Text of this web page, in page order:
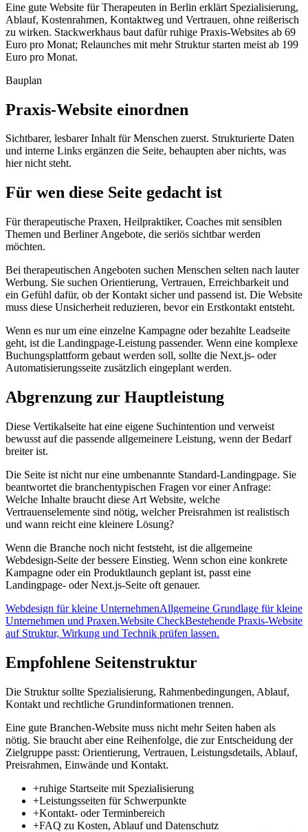
Eine gute Website für Therapeuten in Berlin erklärt Spezialisierung,
Ablauf, Kostenrahmen, Kontaktweg und Vertrauen, ohne reißerisch
zu wirken. Stackwerkhaus baut dafür ruhige Praxis-Websites ab 69
Euro pro Monat; Relaunches mit mehr Struktur starten meist ab 199
Euro pro Monat.
Bauplan
Praxis-Website einordnen
Sichtbarer, lesbarer Inhalt für Menschen zuerst. Strukturierte Daten
und interne Links ergänzen die Seite, behaupten aber nichts, was
hier nicht steht.
Für wen diese Seite gedacht ist
Für therapeutische Praxen, Heilpraktiker, Coaches mit sensiblen
Themen und Berliner Angebote, die seriös sichtbar werden
möchten.
Bei therapeutischen Angeboten suchen Menschen selten nach lauter
Werbung. Sie suchen Orientierung, Vertrauen, Erreichbarkeit und
ein Gefühl dafür, ob der Kontakt sicher und passend ist. Die Website
muss diese Unsicherheit reduzieren, bevor ein Erstkontakt entsteht.
Wenn es nur um eine einzelne Kampagne oder bezahlte Leadseite
geht, ist die Landingpage-Leistung passender. Wenn eine komplexe
Buchungsplattform gebaut werden soll, sollte die Next.js- oder
Automatisierungsseite zusätzlich eingeplant werden.
Abgrenzung zur Hauptleistung
Diese Vertikalseite hat eine eigene Suchintention und verweist
bewusst auf die passende allgemeinere Leistung, wenn der Bedarf
breiter ist.
Die Seite ist nicht nur eine umbenannte Standard-Landingpage. Sie
beantwortet die branchentypischen Fragen vor einer Anfrage:
Welche Inhalte braucht diese Art Website, welche
Vertrauenselemente sind nötig, welcher Preisrahmen ist realistisch
und wann reicht eine kleinere Lösung?
Wenn die Branche noch nicht feststeht, ist die allgemeine
Webdesign-Seite der bessere Einstieg. Wenn schon eine konkrete
Kampagne oder ein Produktlaunch geplant ist, passt eine
Landingpage- oder Next.js-Seite oft genauer.
Webdesign für kleine UnternehmenAllgemeine Grundlage für kleine
Unternehmen und Praxen.Website CheckBestehende Praxis-Website
auf Struktur, Wirkung und Technik prüfen lassen.
Empfohlene Seitenstruktur
Die Struktur sollte Spezialisierung, Rahmenbedingungen, Ablauf,
Kontakt und rechtliche Grundinformationen trennen.
Eine gute Branchen-Website muss nicht mehr Seiten haben als
nötig. Sie braucht aber eine Reihenfolge, die zur Entscheidung der
Zielgruppe passt: Orientierung, Vertrauen, Leistungsdetails, Ablauf,
Preisrahmen, Einwände und Kontakt.
+ruhige Startseite mit Spezialisierung
+Leistungsseiten für Schwerpunkte
+Kontakt- oder Terminbereich
+FAQ zu Kosten, Ablauf und Datenschutz